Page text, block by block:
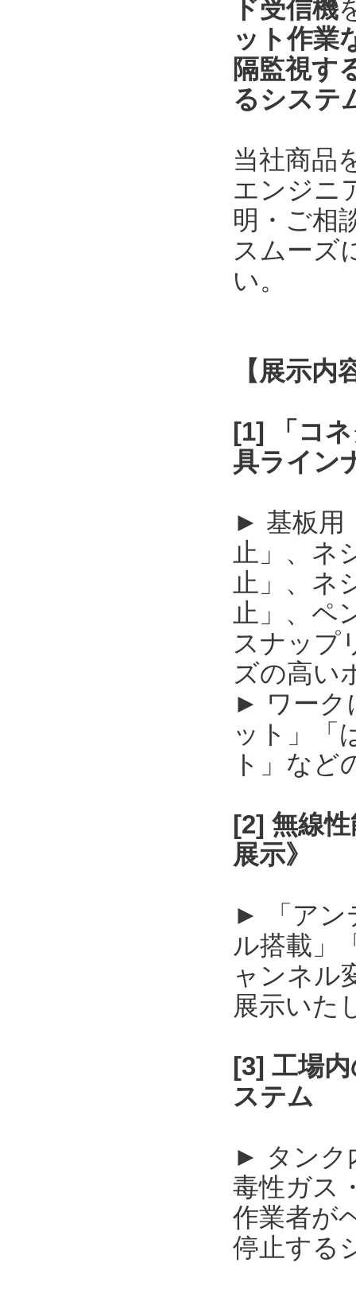
ド受信機
ット作業
隔監視す
るシステ
当社商品
エンジニ
明・ご相
スムーズ
い。
【展示内
[1] 「コ
具ライン
► 基板用
止」、ネ
止」、ネ
止」、ペ
スナップ
ズの高い
► ワーク
ット」「
ト」など
[2] 無線
展示》
► 「アン
ル搭載」
ャンネル
展示い
[3] 工場
ステム
► タンク
毒性ガス
作業者が
停止する